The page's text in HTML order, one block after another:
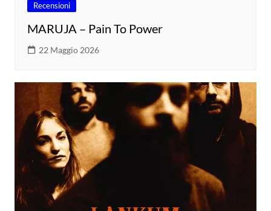
Recensioni
MARUJA – Pain To Power
22 Maggio 2026